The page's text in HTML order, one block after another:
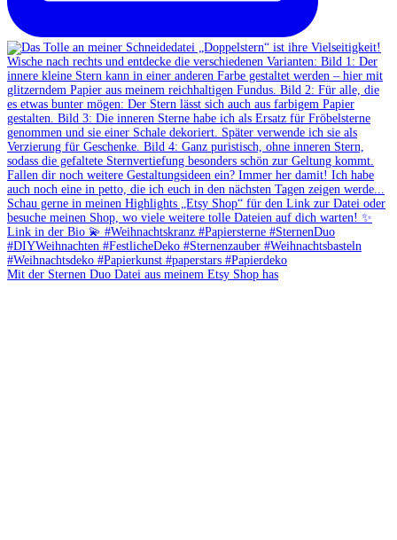
Mit der Sternen Duo Datei aus meinem Etsy Shop has